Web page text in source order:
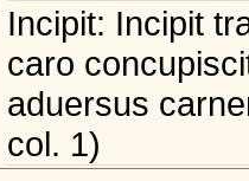
Incipit: Incipit
caro
aduersus
col. 1)